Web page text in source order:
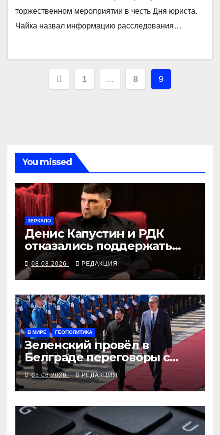
торжественном мероприятии в честь Дня юриста.
Чайка назвал информацию расследования…
Навигация
1 … 8 9
You missed
ЗЕРКАЛО
Денис Капустин и РДК
отказались поддержать
партию «Яблоко»
08.08.2026 РЕДАКЦИЯ
В МИРЕ ГЕОПОЛИТИКА
Зеленский провёл в
Белграде переговоры с
Вучичем
08.08.2026 РЕДАКЦИЯ